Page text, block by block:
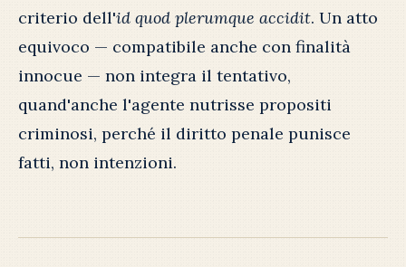
criterio dell'id quod plerumque accidit. Un atto
equivoco — compatibile anche con finalità
innocue — non integra il tentativo,
quand'anche l'agente nutrisse propositi
criminosi, perché il diritto penale punisce
fatti, non intenzioni.